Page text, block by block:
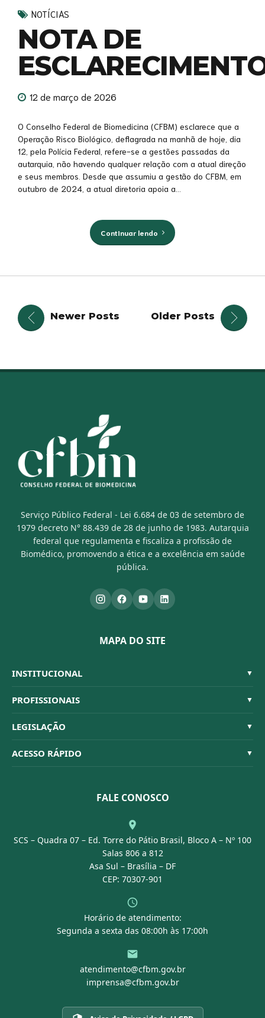
NOTÍCIAS
NOTA DE
12 de março de 2026
O Conselho Federal de Biomedicina (CFBM) esclarece que a
Operação Risco Biológico, deflagrada na manhã de hoje, dia
12, pela Polícia Federal, refere-se a gestões passadas da
autarquia, não havendo qualquer relação com a atual direção
e seus membros. Desde que assumiu a gestão do CFBM, em
outubro de 2024, a atual diretoria apoia a...
Continuar lendo
Newer Posts Older Posts
Serviço Público Federal - Lei 6.684 de 03 de setembro de
1979 decreto N° 88.439 de 28 de junho de 1983. Autarquia
federal que regulamenta e fiscaliza a profissão de
Biomédico, promovendo a ética e a excelência em saúde
pública.
MAPA DO SITE
INSTITUCIONAL ▼
Sistema CFBM
Quem Somos
Organograma
Conselheiros
PROFISSIONAIS ▼
Habilitações
Código de Ética
Dúvidas Frequentes
LEGISLAÇÃO ▼
Resoluções
ACESSO RÁPIDO ▼
Portal Transparência
FALE CONOSCO
SCS – Quadra 07 – Ed. Torre do Pátio Brasil, Bloco A – Nº 100
Salas 806 a 812
Asa Sul – Brasília – DF
CEP: 70307-901
Horário de atendimento:
Segunda a sexta das 08:00h às 17:00h
atendimento@cfbm.gov.br
imprensa@cfbm.gov.br